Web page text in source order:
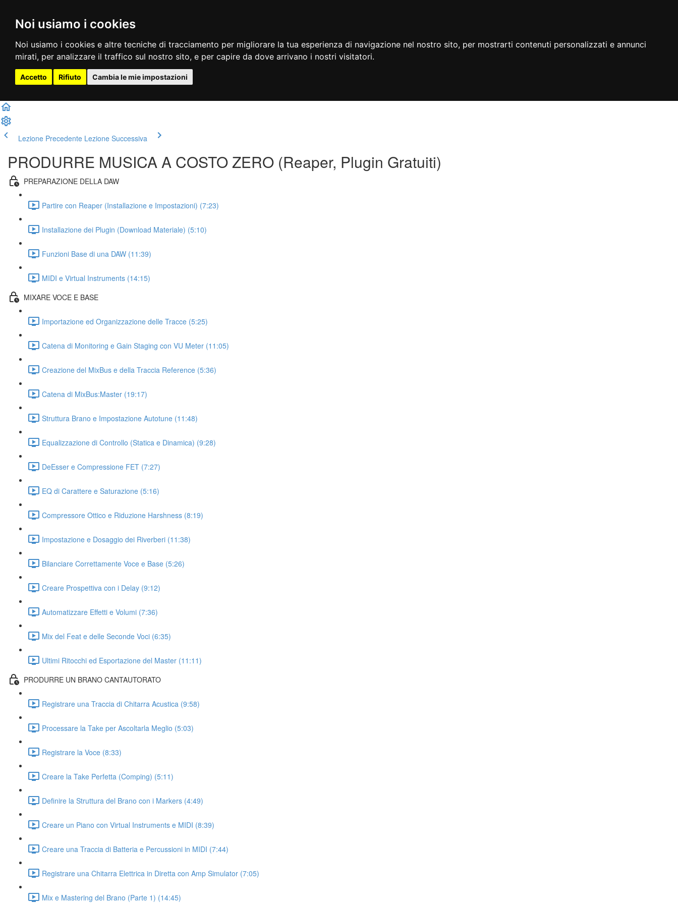
Noi usiamo i cookies
Noi usiamo i cookies e altre tecniche di tracciamento per migliorare la tua esperienza di navigazione nel nostro sito, per mostrarti contenuti personalizzati e annunci
mirati, per analizzare il traffico sul nostro sito, e per capire da dove arrivano i nostri visitatori.
Accetto Rifiuto Cambia le mie impostazioni
Lezione Precedente Lezione Successiva
PRODURRE MUSICA A COSTO ZERO (Reaper, Plugin Gratuiti)
PREPARAZIONE DELLA DAW
Partire con Reaper (Installazione e Impostazioni) (7:23)
Installazione dei Plugin (Download Materiale) (5:10)
Funzioni Base di una DAW (11:39)
MIDI e Virtual Instruments (14:15)
MIXARE VOCE E BASE
Importazione ed Organizzazione delle Tracce (5:25)
Catena di Monitoring e Gain Staging con VU Meter (11:05)
Creazione del MixBus e della Traccia Reference (5:36)
Catena di MixBus:Master (19:17)
Struttura Brano e Impostazione Autotune (11:48)
Equalizzazione di Controllo (Statica e Dinamica) (9:28)
DeEsser e Compressione FET (7:27)
EQ di Carattere e Saturazione (5:16)
Compressore Ottico e Riduzione Harshness (8:19)
Impostazione e Dosaggio dei Riverberi (11:38)
Bilanciare Correttamente Voce e Base (5:26)
Creare Prospettiva con i Delay (9:12)
Automatizzare Effetti e Volumi (7:36)
Mix del Feat e delle Seconde Voci (6:35)
Ultimi Ritocchi ed Esportazione del Master (11:11)
PRODURRE UN BRANO CANTAUTORATO
Registrare una Traccia di Chitarra Acustica (9:58)
Processare la Take per Ascoltarla Meglio (5:03)
Registrare la Voce (8:33)
Creare la Take Perfetta (Comping) (5:11)
Definire la Struttura del Brano con i Markers (4:49)
Creare un Piano con Virtual Instruments e MIDI (8:39)
Creare una Traccia di Batteria e Percussioni in MIDI (7:44)
Registrare una Chitarra Elettrica in Diretta con Amp Simulator (7:05)
Mix e Mastering del Brano (Parte 1) (14:45)